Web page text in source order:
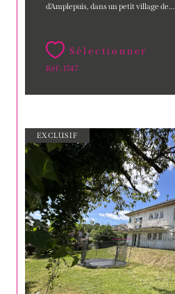
d'Amplepuis, dans un petit village de...
Sélectionner
Réf : 1747
EXCLUSIF